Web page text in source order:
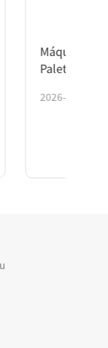
Automática
Tubos de Acero